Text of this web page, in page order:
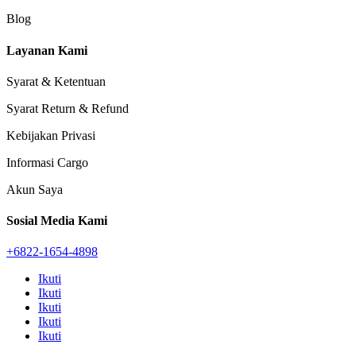
Blog
Layanan Kami
Syarat & Ketentuan
Syarat Return & Refund
Kebijakan Privasi
Informasi Cargo
Akun Saya
Sosial Media Kami
+6822-1654-4898
Ikuti
Ikuti
Ikuti
Ikuti
Ikuti